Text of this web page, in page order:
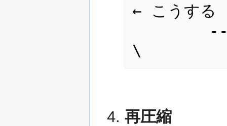
← こうする
\
再圧縮